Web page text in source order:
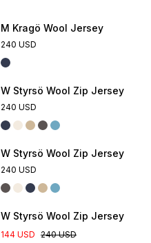
M Kragö Wool Jersey
240 USD
W Styrsö Wool Zip Jersey
240 USD
W Styrsö Wool Zip Jersey
240 USD
W Styrsö Wool Zip Jersey
144 USD 240 USD